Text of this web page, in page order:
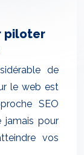
piloter
de
le web est
SEO
jamais pour
vos